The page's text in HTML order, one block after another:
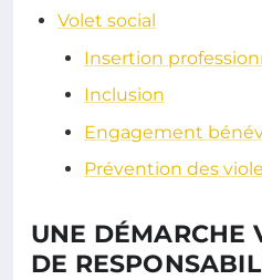
Volet social
Insertion
Inclusion
Engagement
Prévention des
UNE DÉMARCHE
DE